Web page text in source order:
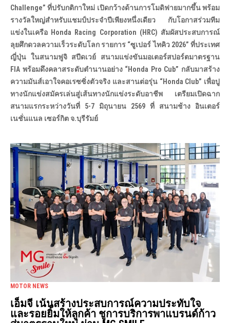
Challenge” ที่ปรับกติกาใหม่ เปิดกว้างด้านการโมดิฟายมากขึ้น พร้อม
รางวัลใหญ่สำหรับแชมป์ประจำปีเพียงหนึ่งเดียว กับโอกาสร่วมทีม
แข่งในเครือ Honda Racing Corporation (HRC) สัมผัสประสบการณ์
ลุยศึกดวลความเร็วระดับโลก รายการ “ซูเปอร์ ไทคิว 2026” ที่ประเทศ
ญี่ปุ่น ในสนามฟูจิ สปีดเวย์ สนามแข่งขันมอเตอร์สปอร์ตมาตรฐาน
FIA พร้อมดึงคลาสระดับตำนานอย่าง “Honda Pro Cub” กลับมาสร้าง
ความมันส์เอาใจคอเรซซิ่งตัวจริง และสานต่อรุ่น “Honda Club” เพื่อปู
ทางนักแข่งสมัครเล่นสู่เส้นทางนักแข่งระดับอาชีพ เตรียมเปิดฉาก
สนามแรกระหว่างวันที่ 5-7 มิถุนายน 2569 ที่ สนามช้าง อินเตอร์
เนชั่นแนล เซอร์กิต จ.บุรีรัมย์
MOTOR NEWS
เอ็มจี เน้นสร้างประสบการณ์ความประทับใจ
และรอยยิ้มให้ลูกค้า ชูการบริการพาแบรนด์ก้าว